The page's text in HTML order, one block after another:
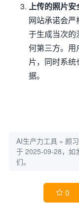
上传的照片安
网站承诺会
于生成当次的
何第三方。用
片，同时系
据。
AI生产力工具 » 颜
于 2025-09-28，如
们。
 0